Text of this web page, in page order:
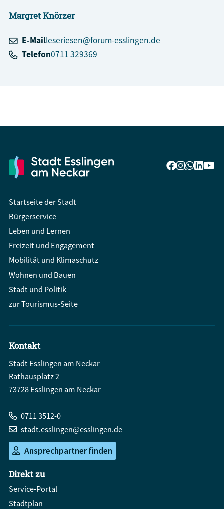
MargretKnörzer
E-Mailleseriesen@forum-esslingen.de
Telefon0711 329369
Startseite der Stadt
Bürgerservice
Leben und Lernen
Freizeit und Engagement
Mobilität und Klimaschutz
Wohnen und Bauen
Stadt und Politik
zur Tourismus-Seite
Kontakt
Stadt Esslingen am Neckar
Rathausplatz 2
73728 Esslingen am Neckar
0711 3512-0
stadt.esslingen@esslingen.de
Ansprechpartner finden
Direkt zu
Service-Portal
Stadtplan